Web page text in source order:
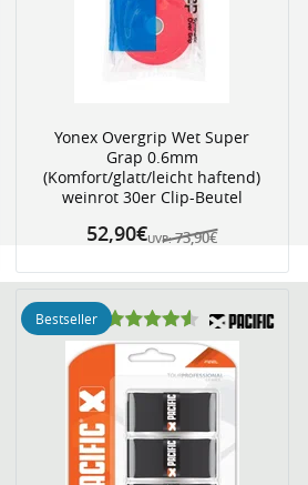
Yonex Overgrip Wet Super
Grap 0.6mm
(Komfort/glatt/leicht haftend)
weinrot 30er Clip-Beutel
UVP: 73,90€
52,90€
Bestseller